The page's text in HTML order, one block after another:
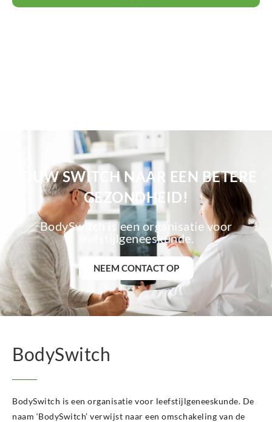
JOUW SWITCH NAAR EEN BETERE
GEZONDHEID!
BodySwitch is een organisatie voor
leefstijlgeneeskunde.
NEEM CONTACT OP
BodySwitch
BodySwitch is een organisatie voor leefstijlgeneeskunde. De
naam ‘BodySwitch’ verwijst naar een omschakeling van de